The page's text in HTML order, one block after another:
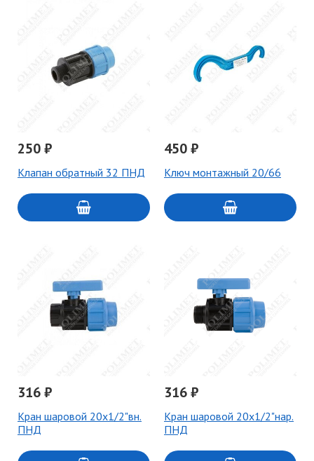
250 ₽
Клапан обратный 32 ПНД
450 ₽
Ключ монтажный 20/66
316 ₽
Кран шаровой 20х1/2"вн.
ПНД
316 ₽
Кран шаровой 20х1/2"нар.
ПНД